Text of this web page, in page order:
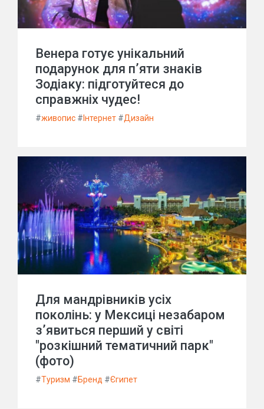
Венера готує унікальний
подарунок для п’яти знаків
Зодіаку: підготуйтеся до
справжніх чудес!
#живопис # Інтернет #Дизайн
Для мандрівників усіх
поколінь: у Мексиці незабаром
з’явиться перший у світі
"розкішний тематичний парк"
(фото)
#Туризм #Бренд #Єгипет